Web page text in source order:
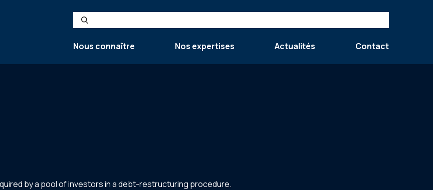
Search
Nous connaître
Nos expertises Actualités Contact
by a pool of investors in a debt-restructuring procedure.